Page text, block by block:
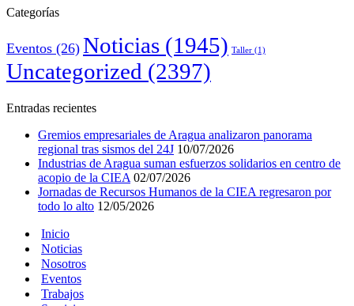
Categorías
Eventos (26) Noticias (1945) Taller (1)
Uncategorized (2397)
Entradas recientes
Gremios empresariales de Aragua analizaron panorama
regional tras sismos del 24J 10/07/2026
Industrias de Aragua suman esfuerzos solidarios en centro de
acopio de la CIEA 02/07/2026
Jornadas de Recursos Humanos de la CIEA regresaron por
todo lo alto 12/05/2026
Inicio
Noticias
Nosotros
Eventos
Trabajos